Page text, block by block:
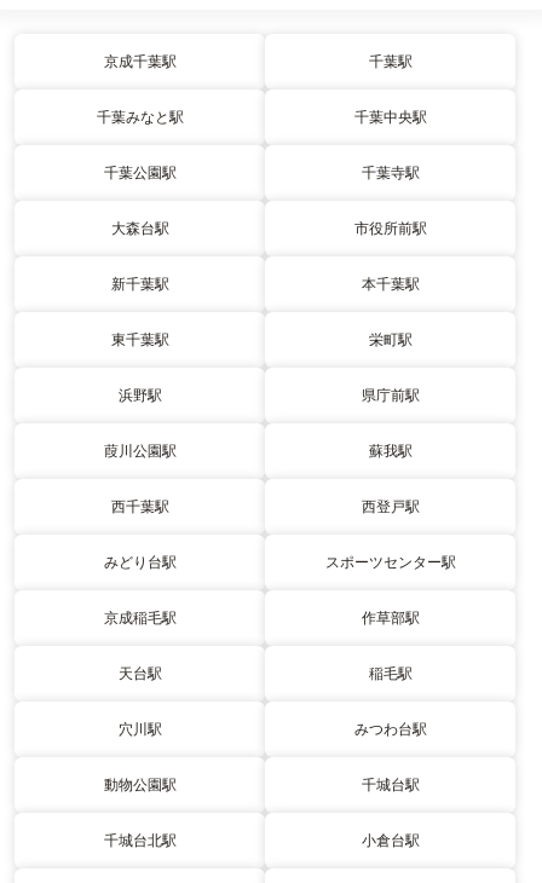
京成千葉駅 千葉駅
千葉みなと駅 千葉中央駅
千葉公園駅 千葉寺駅
大森台駅 市役所前駅
新千葉駅 本千葉駅
東千葉駅 栄町駅
浜野駅 県庁前駅
葭川公園駅 蘇我駅
西千葉駅 西登戸駅
みどり台駅 スポーツセンター駅
京成稲毛駅 作草部駅
天台駅 稲毛駅
穴川駅 みつわ台駅
動物公園駅 千城台駅
千城台北駅 小倉台駅